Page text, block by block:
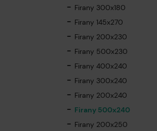
Firany 300x180
Firany 145x270
Firany 200x230
Firany 500x230
Firany 400x240
Firany 300x240
Firany 200x240
Firany 500x240
Firany 200x250